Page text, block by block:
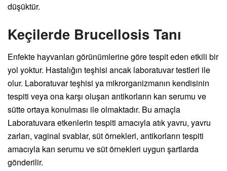
düşüktür.
Keçilerde Brucellosis Tanı
Enfekte hayvanları görünümlerine göre tespit eden etkili bir
yol yoktur. Hastalığın teşhisi ancak laboratuvar testleri ile
olur. Laboratuvar teşhisi ya mikrorganizmanın kendisinin
tespiti veya ona karşı oluşan antikorların kan serumu ve
sütte ortaya konulması ile olmaktadır. Bu amaçla
Laboratuvara etkenlerin tespiti amacıyla atık yavru, yavru
zarları, vaginal svablar, süt örnekleri, antikorların tespiti
amacıyla kan serumu ve süt örnekleri uygun şartlarda
gönderilir.